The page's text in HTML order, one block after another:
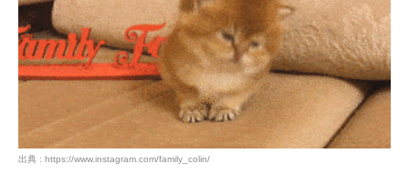
出典 : https://www.instagram.com/family_colin/